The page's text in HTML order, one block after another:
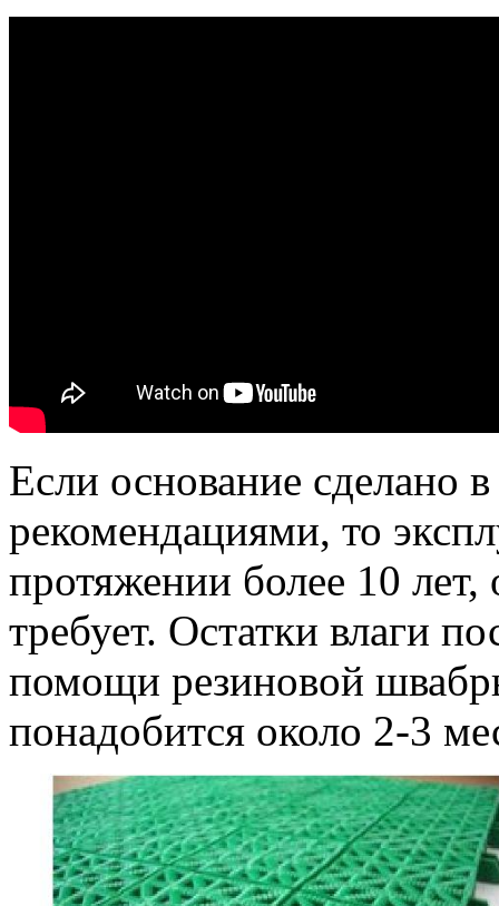
Если основание сделано в
рекомендациями, то
протяжении более 10
требует. Остатки влаги
помощи резиновой
понадобится около 2-3